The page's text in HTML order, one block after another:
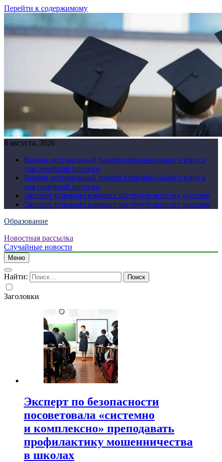
Перейти к содержимому
8 августа, 2026
Назван оптимальный размер первоначального взноса
для семейной ипотеки
Назван оптимальный размер первоначального взноса
для семейной ипотеки
Эксперт успокоил взявших льготную ипотеку россиян
Эксперт успокоил взявших льготную ипотеку россиян
Образование
Новостная рассылка
Случайные новости
Меню
Найти:
Заголовки
Эксперт по безопасности
посоветовала «системно
и комплексно» преподавать
профилактику мошенничества
в школах